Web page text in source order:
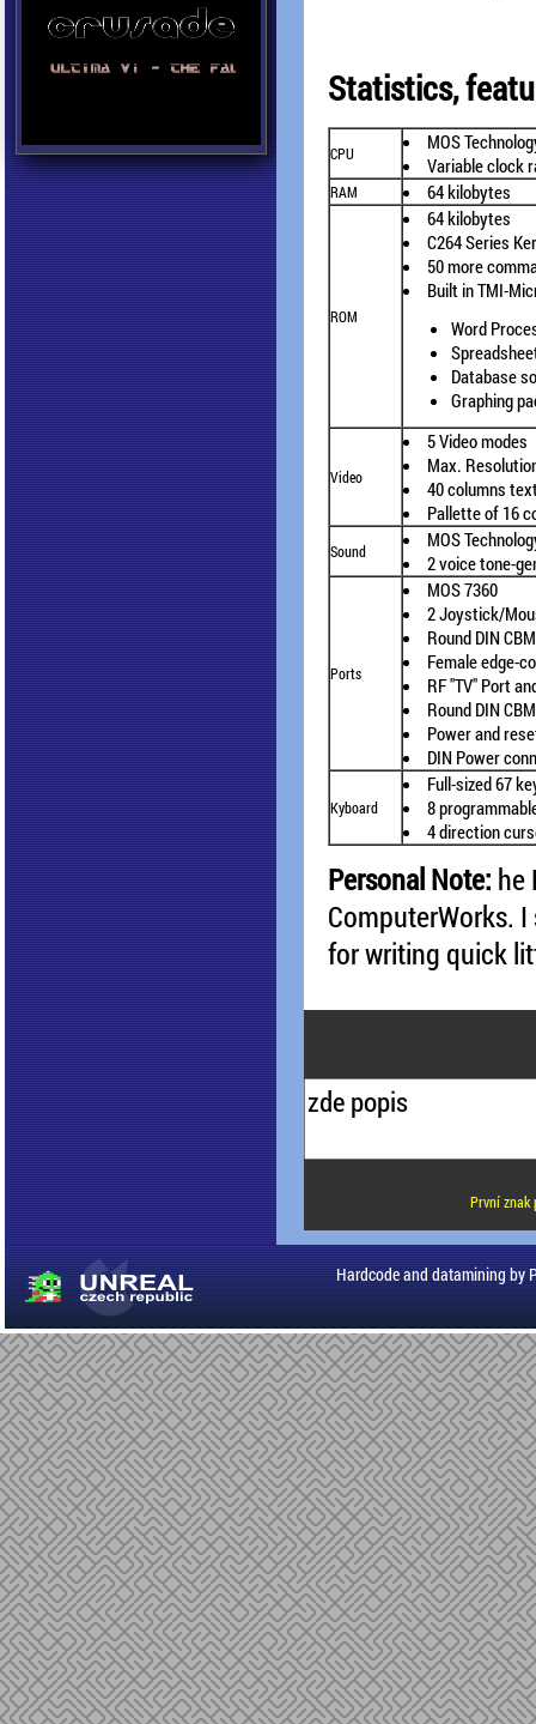
Statistics,
CPU
MOS
Variable clock
RAM 64 kilobytes
ROM
64 kilobytes
C264 Series
50 more
Built in TMI-
Word
Database
Graphing
Video
5 Video modes
Max.
40 columns
Pallette of 16
Sound
MOS
2 voice tone-
Ports
MOS 7360
2 Joystick/
Round DIN
Female edge-
RF "TV" Port
Round DIN
Power and
DIN Power
Kyboard
Full-sized 67
8
4 direction
Personal Note: he
ComputerWorks.
for writing quick
První znak
Hardcode and datamining by